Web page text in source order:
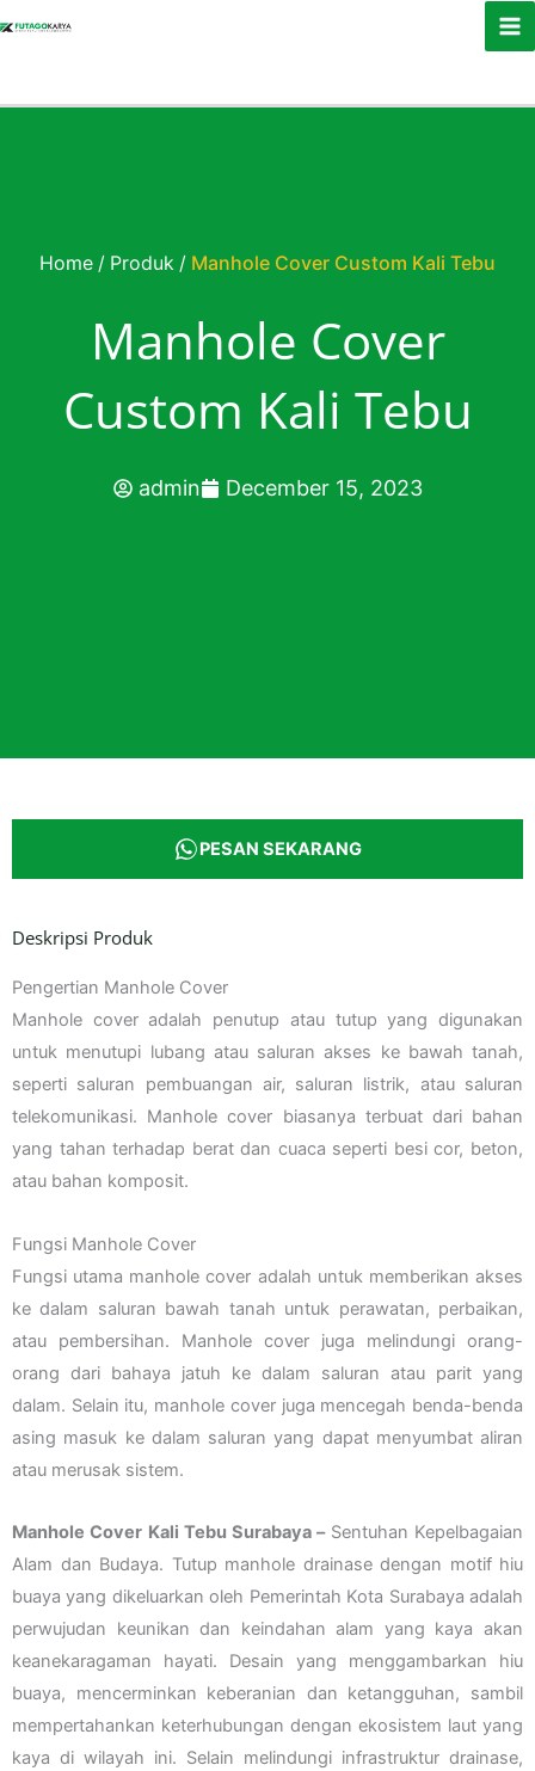
Home / Produk / Manhole Cover Custom Kali Tebu
Manhole Cover
Custom Kali Tebu
admin December 15, 2023
PESAN SEKARANG
Deskripsi Produk
Pengertian Manhole Cover
Manhole cover adalah penutup atau tutup yang digunakan
untuk menutupi lubang atau saluran akses ke bawah tanah,
seperti saluran pembuangan air, saluran listrik, atau saluran
telekomunikasi. Manhole cover biasanya terbuat dari bahan
yang tahan terhadap berat dan cuaca seperti besi cor, beton,
atau bahan komposit.
Fungsi Manhole Cover
Fungsi utama manhole cover adalah untuk memberikan akses
ke dalam saluran bawah tanah untuk perawatan, perbaikan,
atau pembersihan. Manhole cover juga melindungi orang-
orang dari bahaya jatuh ke dalam saluran atau parit yang
dalam. Selain itu, manhole cover juga mencegah benda-benda
asing masuk ke dalam saluran yang dapat menyumbat aliran
atau merusak sistem.
Manhole Cover Kali Tebu Surabaya – Sentuhan Kepelbagaian
Alam dan Budaya. Tutup manhole drainase dengan motif hiu
buaya yang dikeluarkan oleh Pemerintah Kota Surabaya adalah
perwujudan keunikan dan keindahan alam yang kaya akan
keanekaragaman hayati. Desain yang menggambarkan hiu
buaya, mencerminkan keberanian dan ketangguhan, sambil
mempertahankan keterhubungan dengan ekosistem laut yang
kaya di wilayah ini. Selain melindungi infrastruktur drainase,